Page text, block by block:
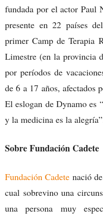
fundada por el actor Paul
presente en 22 países
primer Camp de Terapia
Limestre (en la provincia
por períodos de
de 6 a 17 años, afectados
El eslogan de Dynamo es
y la medicina es la
Sobre Fundación Cadete
Fundación Cadete nació
cual sobrevino una
una persona muy